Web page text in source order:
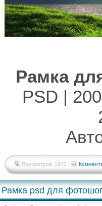
Рамка
PSD |
Просмотров: 1643 |
Рамка psd для